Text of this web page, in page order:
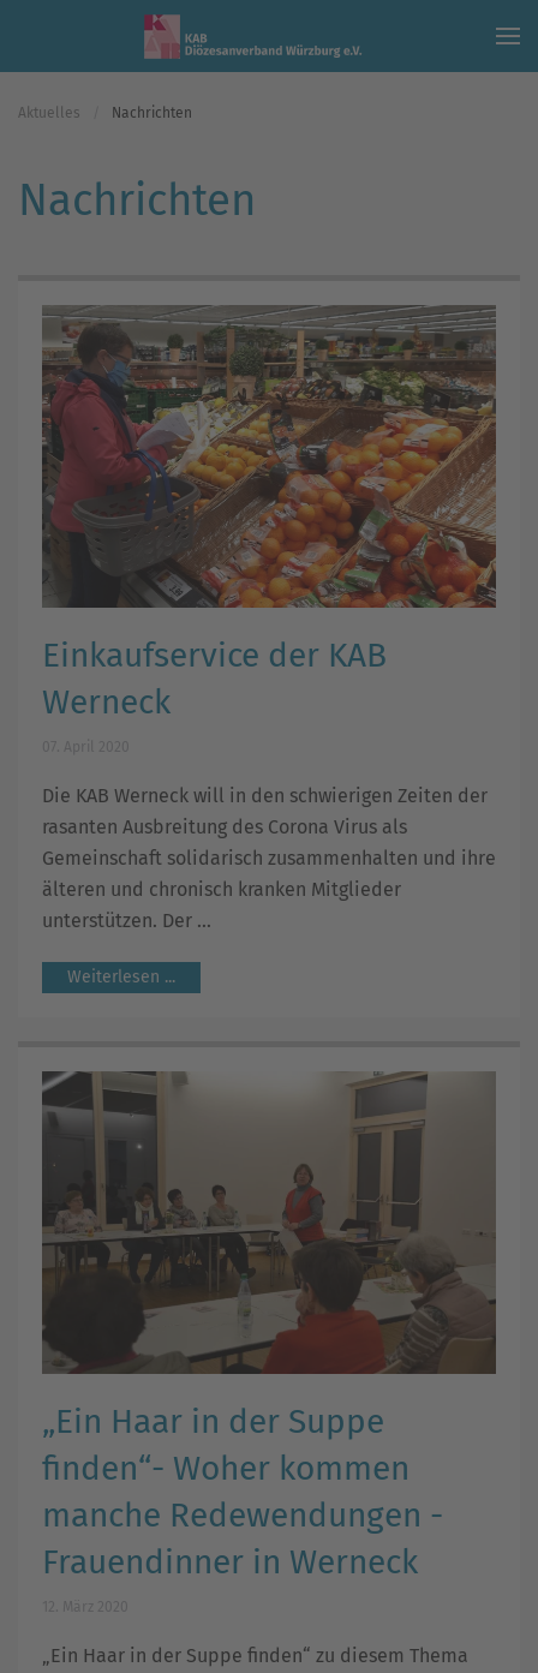
Skip to main content
Aktuelles Nachrichten
Nachrichten
Einkaufservice der KAB
Werneck
Die KAB Werneck will in den schwierigen Zeiten der
rasanten Ausbreitung des Corona Virus als
Gemeinschaft solidarisch zusammenhalten und ihre
älteren und chronisch kranken Mitglieder
unterstützen. Der ...
Weiterlesen ...
„Ein Haar in der Suppe
finden“- Woher kommen
manche Redewendungen -
Frauendinner in Werneck
„Ein Haar in der Suppe finden“ zu diesem Thema